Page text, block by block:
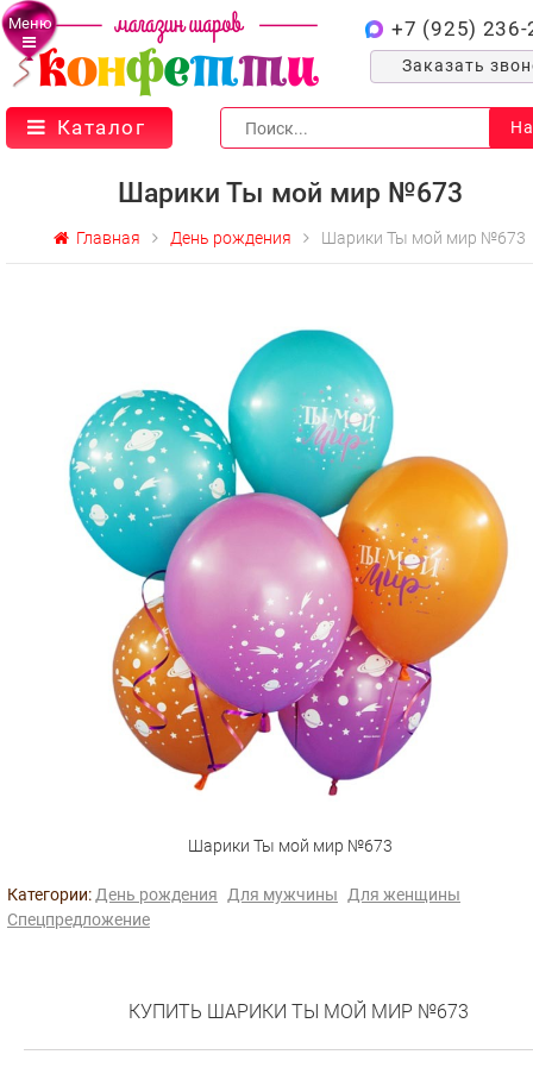
Меню +7 (925) 236-
Заказать
Каталог
Шарики Ты мой мир №673
Главная День рождения Шарики Ты мой мир №673
Шарики Ты мой мир №673
Категории: День рождения Для мужчины
Для женщины
Спецпредложение
КУПИТЬ ШАРИКИ ТЫ МОЙ МИР №673